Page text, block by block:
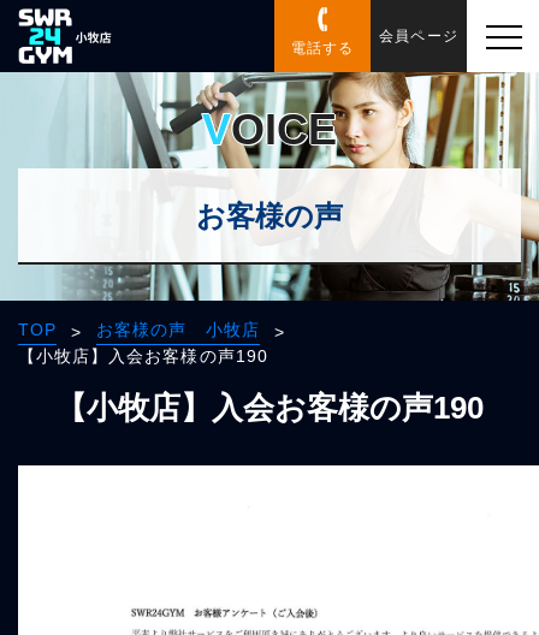
電話する
会員ページ
VOICE
お客様の声
TOP > お客様の声 小牧店
>
【小牧店】入会お客様の声190
【小牧店】入会お客様の声190